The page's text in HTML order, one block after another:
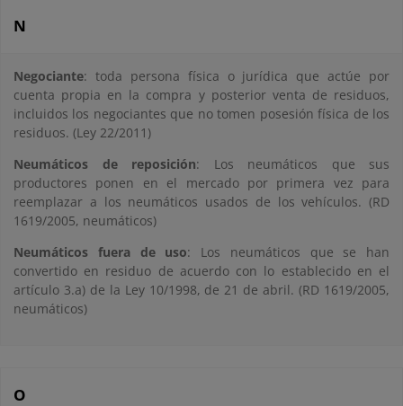
N
Negociante: toda persona física o jurídica que actúe por
cuenta propia en la compra y posterior venta de residuos,
incluidos los negociantes que no tomen posesión física de los
residuos. (Ley 22/2011)
Neumáticos de reposición: Los neumáticos que sus
productores ponen en el mercado por primera vez para
reemplazar a los neumáticos usados de los vehículos. (RD
1619/2005, neumáticos)
Neumáticos fuera de uso: Los neumáticos que se han
convertido en residuo de acuerdo con lo establecido en el
artículo 3.a) de la Ley 10/1998, de 21 de abril. (RD 1619/2005,
neumáticos)
O